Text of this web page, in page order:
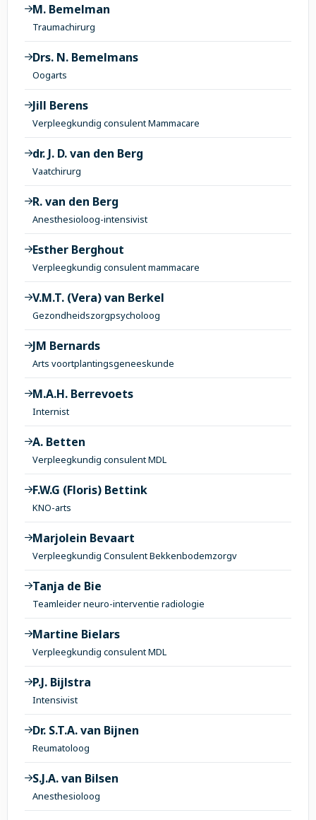
M. Bemelman
Traumachirurg
Drs. N. Bemelmans
Oogarts
Jill Berens
Verpleegkundig consulent Mammacare
dr. J. D. van den Berg
Vaatchirurg
R. van den Berg
Anesthesioloog-intensivist
Esther Berghout
Verpleegkundig consulent mammacare
V.M.T. (Vera) van Berkel
Gezondheidszorgpsycholoog
JM Bernards
Arts voortplantingsgeneeskunde
M.A.H. Berrevoets
Internist
A. Betten
Verpleegkundig consulent MDL
F.W.G (Floris) Bettink
KNO-arts
Marjolein Bevaart
Verpleegkundig Consulent Bekkenbodemzorgv
Tanja de Bie
Teamleider neuro-interventie radiologie
Martine Bielars
Verpleegkundig consulent MDL
P.J. Bijlstra
Intensivist
Dr. S.T.A. van Bijnen
Reumatoloog
S.J.A. van Bilsen
Anesthesioloog